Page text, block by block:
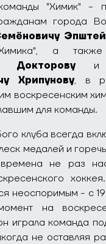
"Химик" -
города
а
Докторову
Хрипунову, в
воскресенским
для команды.
клуба всегда
медалей и
не раз
неоспоримым - с
на
играла команда
не оставляя